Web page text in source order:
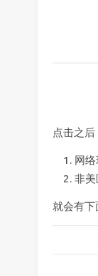
点击之
网
非
就会有下